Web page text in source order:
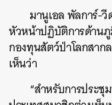
มานูเอล พัลการ์-
หัวหน้าปฏิบัติการด้าน
กองทุนสัตว์ป่าโลกสาก
เห็นว่า
“สำหรับการประชุ